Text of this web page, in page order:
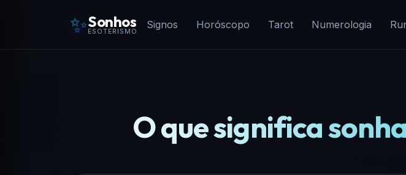
✨Sonhos
ESOTERISMO
Signos Horóscopo Tarot Numerologia
O que significa